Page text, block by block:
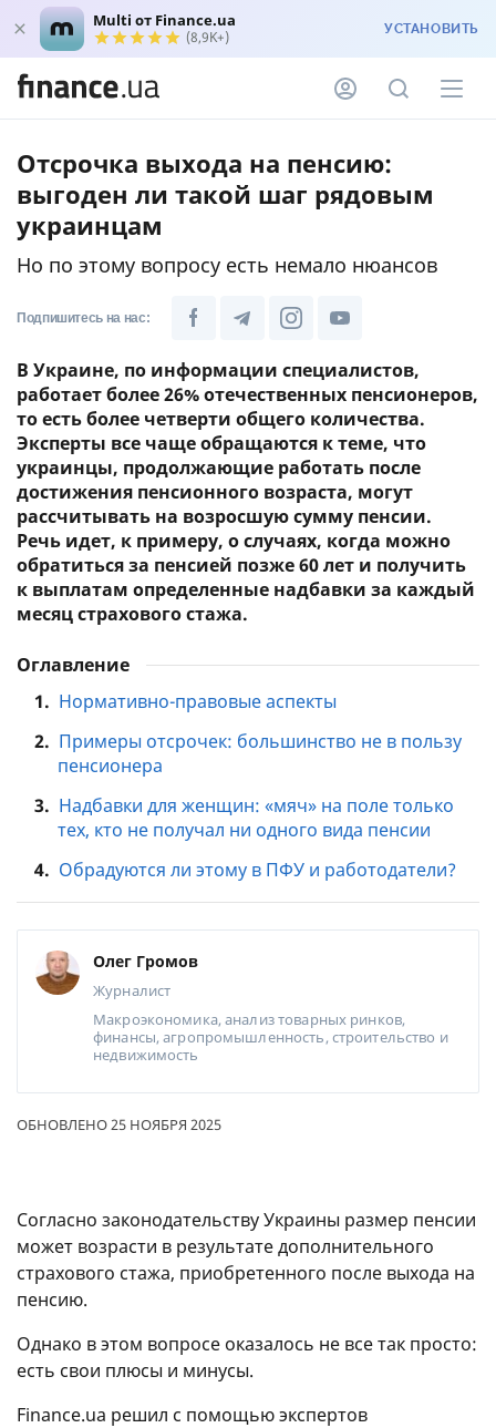
Multi от Finance.ua
(8,9K+) УСТАНОВИТЬ
Отсрочка выхода на пенсию:
выгоден ли такой шаг рядовым
украинцам
Но по этому вопросу есть немало нюансов
Подпишитесь на нас:
В Украине, по информации специалистов,
работает более 26% отечественных пенсионеров,
то есть более четверти общего количества.
Эксперты все чаще обращаются к теме, что
украинцы, продолжающие работать после
достижения пенсионного возраста, могут
рассчитывать на возросшую сумму пенсии.
Речь идет, к примеру, о случаях, когда можно
обратиться за пенсией позже 60 лет и получить
к выплатам определенные надбавки за каждый
месяц страхового стажа.
Оглавление
1. Нормативно-правовые аспекты
2. Примеры отсрочек: большинство не в пользу
пенсионера
3. Надбавки для женщин: «мяч» на поле только
тех, кто не получал ни одного вида пенсии
4. Обрадуются ли этому в ПФУ и работодатели?
Олег Громов
Журналист
Макроэкономика, анализ товарных ринков,
финансы, агропромышленность, строительство и
недвижимость
ОБНОВЛЕНО 25 НОЯБРЯ 2025
Согласно законодательству Украины размер пенсии
может возрасти в результате дополнительного
страхового стажа, приобретенного после выхода на
пенсию.
Однако в этом вопросе оказалось не все так просто:
есть свои плюсы и минусы.
Finance.ua решил с помощью экспертов